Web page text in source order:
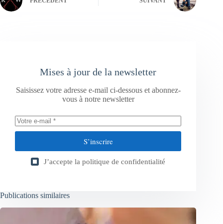
Mises à jour de la newsletter
Saisissez votre adresse e-mail ci-dessous et abonnez-
vous à notre newsletter
S’inscrire
J’accepte la politique de confidentialité
Publications similaires